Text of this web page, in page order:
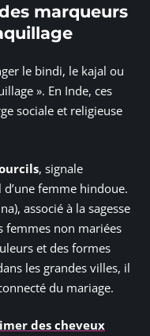
marqueurs
le bindi, le kajal ou
». En Inde, ces
sociale et religieuse
, signale
femme hindoue.
associé à la sagesse
femmes non mariées
et des formes
les grandes villes, il
du mariage.
des cheveux